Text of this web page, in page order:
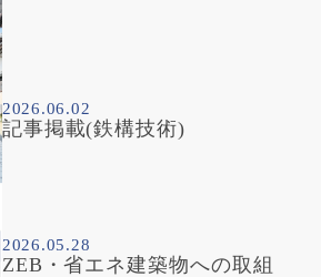
2026.06.02
記事掲載(鉄構技術)
2026.05.28
ZEB・省エネ建築物への取組